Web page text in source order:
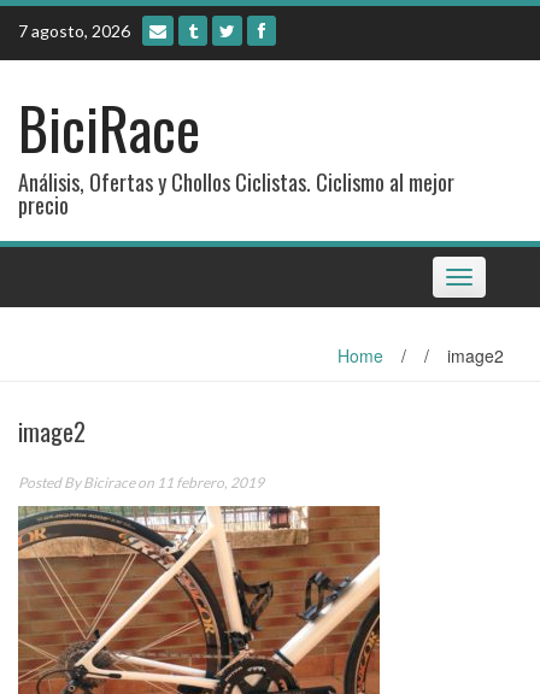
Skip
content
7 agosto, 2026
BiciRace
Análisis, Ofertas y Chollos Ciclistas. Ciclismo al mejor
precio
Toggle
navigation
Home / / image2
image2
Posted ByBiciraceon 11 febrero, 2019